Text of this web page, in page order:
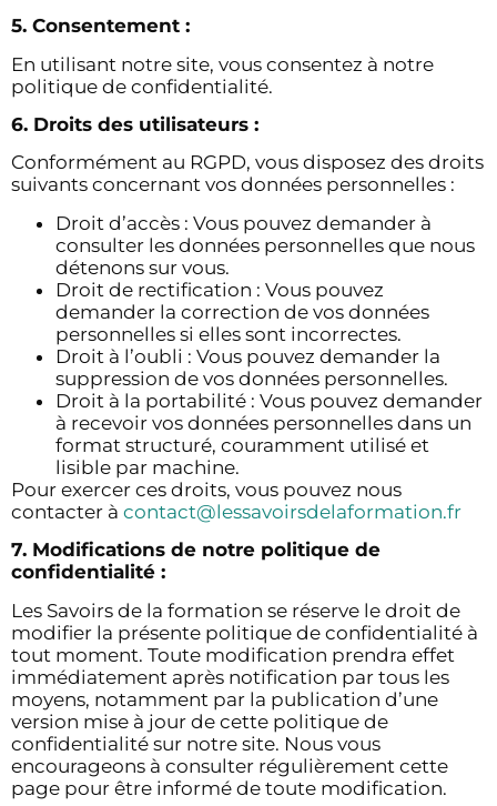
5. Consentement :
En utilisant notre site, vous consentez à notre
politique de confidentialité.
6. Droits des utilisateurs :
Conformément au RGPD, vous disposez des droits
suivants concernant vos données personnelles :
Droit d’accès : Vous pouvez demander à
consulter les données personnelles que nous
détenons sur vous.
Droit de rectification : Vous pouvez
demander la correction de vos données
personnelles si elles sont incorrectes.
Droit à l’oubli : Vous pouvez demander la
suppression de vos données personnelles.
Droit à la portabilité : Vous pouvez demander
à recevoir vos données personnelles dans un
format structuré, couramment utilisé et
lisible par machine.
Pour exercer ces droits, vous pouvez nous
contacter à contact@lessavoirsdelaformation.fr
7. Modifications de notre politique de
confidentialité :
Les Savoirs de la formation se réserve le droit de
modifier la présente politique de confidentialité à
tout moment. Toute modification prendra effet
immédiatement après notification par tous les
moyens, notamment par la publication d’une
version mise à jour de cette politique de
confidentialité sur notre site. Nous vous
encourageons à consulter régulièrement cette
page pour être informé de toute modification.